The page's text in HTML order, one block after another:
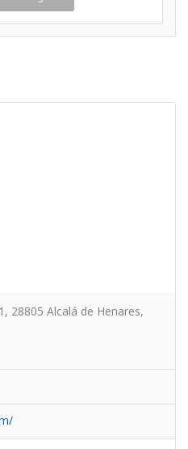
28805 Alcalá de Henares,